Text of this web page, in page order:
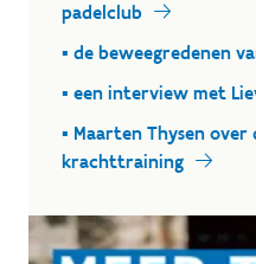
padelclub
▪ de beweegredenen
▪ een interview met
▪ Maarten Thysen
krachttraining